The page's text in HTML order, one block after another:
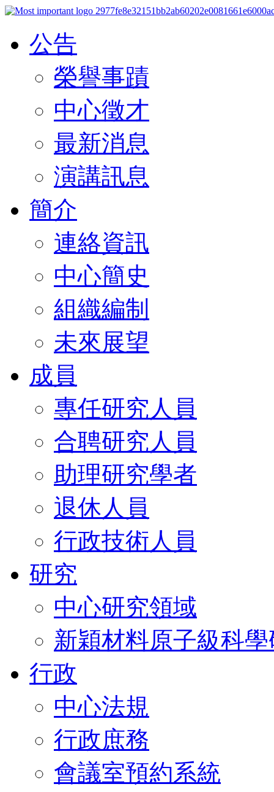
公告
榮譽事蹟
中心徵才
最新消息
演講訊息
簡介
連絡資訊
中心簡史
組織編制
未來展望
成員
專任研究人員
合聘研究人員
助理研究學者
退休人員
行政技術人員
研究
中心研究領域
新穎材料原子級科
行政
中心法規
行政庶務
會議室預約系統